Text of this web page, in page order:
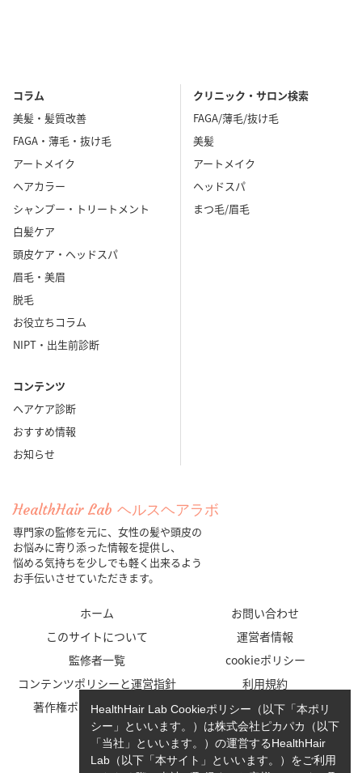
コラム
美髪・髪質改善
FAGA・薄毛・抜け毛
アートメイク
ヘアカラー
シャンプー・トリートメント
白髪ケア
頭皮ケア・ヘッドスパ
眉毛・美眉
脱毛
お役立ちコラム
NIPT・出生前診断
コンテンツ
ヘアケア診断
おすすめ情報
お知らせ
クリニック・サロン検索
FAGA/薄毛/抜け毛
美髪
アートメイク
ヘッドスパ
まつ毛/眉毛
HealthHair Lab ヘルスヘアラボ
専門家の監修を元に、女性の髪や頭皮の
お悩みに寄り添った情報を提供し、
悩める気持ちを少しでも軽く出来るよう
お手伝いさせていただきます。
ホーム
お問い合わせ
このサイトについて
運営者情報
監修者一覧
cookieポリシー
コンテンツポリシーと運営指針
利用規約
著作権ポリシー/免責事項
プライバシーポリシー
HealthHair Lab Cookieポリシー（以下「本ポリ
シー」といいます。）は株式会社ピカパカ（以下
「当社」といいます。）の運営するHealthHair
Lab（以下「本サイト」といいます。）をご利用